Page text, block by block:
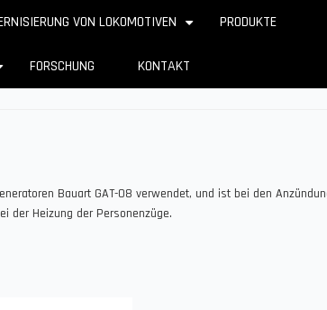
VON LOKOMOTIVEN PRODUKTE
FORSCHUNG KONTAKT
Bauart GAT-08 verwendet, und ist bei den
der Heizung der Personenzüge.